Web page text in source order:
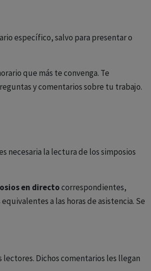
específico, salvo para presentar o
que más te convenga. Te
y comentarios sobre tu trabajo.
necesaria la lectura de los simposios
en directocorrespondientes,
a las horas de asistencia. Se
Dichos comentarios les llegan